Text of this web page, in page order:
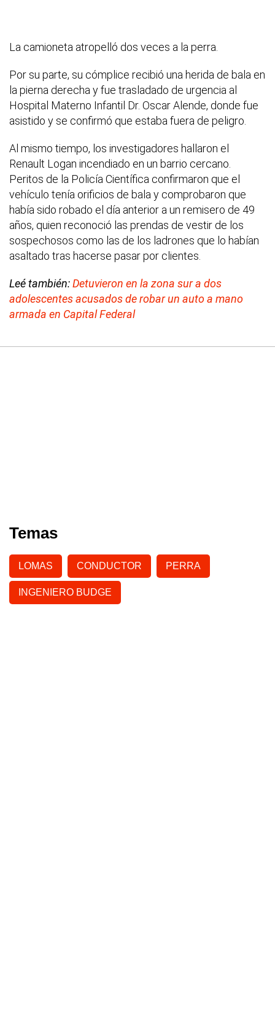
La camioneta atropelló dos veces a la perra.
Por su parte, su cómplice recibió una herida de bala en
la pierna derecha y fue trasladado de urgencia al
Hospital Materno Infantil Dr. Oscar Alende, donde fue
asistido y se confirmó que estaba fuera de peligro.
Al mismo tiempo, los investigadores hallaron el
Renault Logan incendiado en un barrio cercano.
Peritos de la Policía Científica confirmaron que el
vehículo tenía orificios de bala y comprobaron que
había sido robado el día anterior a un remisero de 49
años, quien reconoció las prendas de vestir de los
sospechosos como las de los ladrones que lo habían
asaltado tras hacerse pasar por clientes.
Leé también:Detuvieron en la zona sur a dos
adolescentes acusados de robar un auto a mano
armada en Capital Federal
Temas
LOMAS CONDUCTOR PERRA
INGENIERO BUDGE